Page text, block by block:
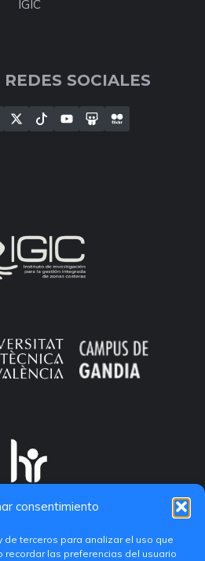
consentimiento
de terceros para analizar el uso que
recordar las preferencias del usuario
IGIC
SOCIALES